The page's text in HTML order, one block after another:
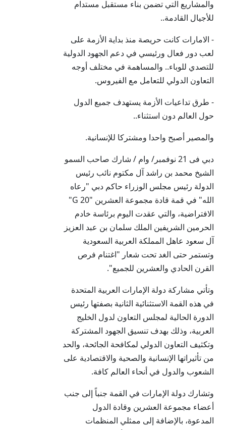
والمشاريع التي تضمن بناء مستقبل مستدام
للأجيال القادمة..
- الامارات كانت حريصة منذ بداية الأزمة على
لعب دور فعال ورئيسي في دعم الجهود الدولية
للتصدي للوباء.. والمساهمة في مختلف أوجه
التعاون الدولي للتعامل مع الفيروس.
- طرق تداعيات الأزمة يستهدف جميع الدول
حول العالم دون استثناء..
والمصير أصبح واحدا ومشتركا للإنسانية.
دبي فى 21 نوفمبر/ وام / شارك صاحب السمو
الشيخ محمد بن راشد آل مكتوم نائب رئيس
الدولة رئيس مجلس الوزراء حاكم دبي "رعاه
الله" في قمة قادة مجموعة العشرين "G 20"
الافتراضية، والتي عقدت اليوم برئاسة خادم
الحرمين الشريفين الملك سلمان بن عبد العزيز
آل سعود عاهل المملكة العربية السعودية
وتستمر حتى الغد تحت شعار "اغتنام فرص
القرن الحادي والعشرين للجميع".
وتأتي مشاركة دولة الإمارات العربية المتحدة
في هذه القمة الاستثنائية الثانية بصفتها رئيس
الدورة الحالية لمجلس التعاون لدول الخليج
العربية، وذلك بهدف تنسيق الجهود المشتركة
وتكثيف التعاون الدولي لمكافحة الجائحة، والحد
من تأثيراتها الإنسانية والصحية والاقتصادية على
الشعوب والدول في أنحاء العالم كافة.
وتشارك دولة الإمارات في القمة جنباً إلى جنب
أعضاء مجموعة العشرين وقادة الدول
المدعوة، بالإضافة إلى ممثلي المنظمات